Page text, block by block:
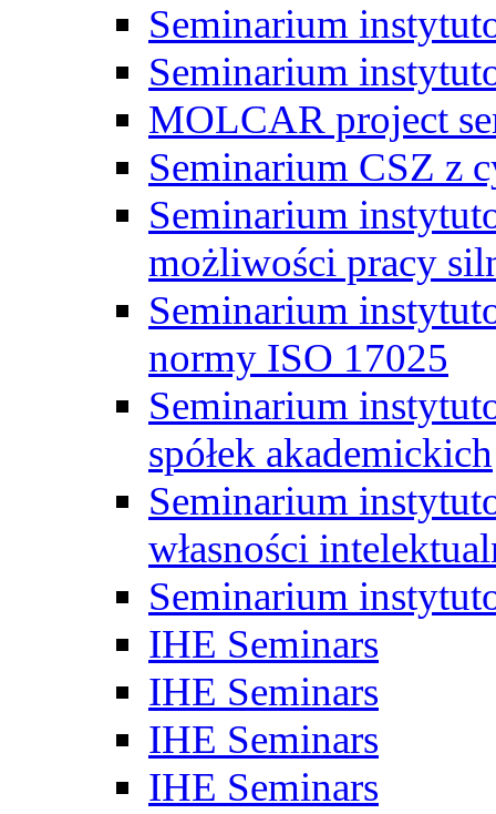
Seminarium
Seminarium
MOLCAR project
Seminarium CSZ z
Seminarium
możliwości pracy
Seminarium
normy ISO 17025
Seminarium
spółek akademickich
Seminarium
własności
Seminarium
IHE Seminars
IHE Seminars
IHE Seminars
IHE Seminars